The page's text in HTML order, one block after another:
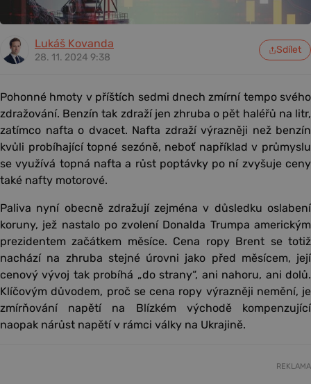
Lukáš Kovanda
28. 11. 2024 9:38
Sdílet
Pohonné hmoty v příštích sedmi dnech zmírní tempo svého
zdražování. Benzín tak zdraží jen zhruba o pět haléřů na litr,
zatímco nafta o dvacet. Nafta zdraží výrazněji než benzín
kvůli probíhající topné sezóně, neboť například v průmyslu
se využívá topná nafta a růst poptávky po ní zvyšuje ceny
také nafty motorové.
Paliva nyní obecně zdražují zejména v důsledku oslabení
koruny, jež nastalo po zvolení Donalda Trumpa americkým
prezidentem začátkem měsíce. Cena ropy Brent se totiž
nachází na zhruba stejné úrovni jako před měsícem, její
cenový vývoj tak probíhá „do strany“, ani nahoru, ani dolů.
Klíčovým důvodem, proč se cena ropy výrazněji nemění, je
zmírňování napětí na Blízkém východě kompenzující
naopak nárůst napětí v rámci války na Ukrajině.
REKLAMA